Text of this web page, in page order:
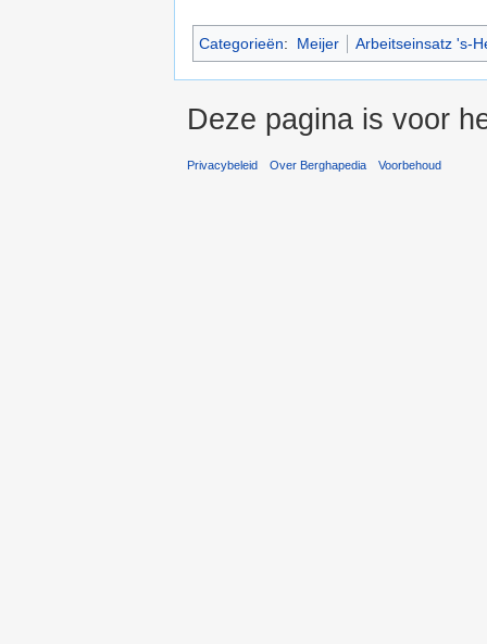
Categorieën: Meijer Arbeitseinsatz 's-
Deze pagina is voor
Privacybeleid Over Berghapedia Voorbehoud